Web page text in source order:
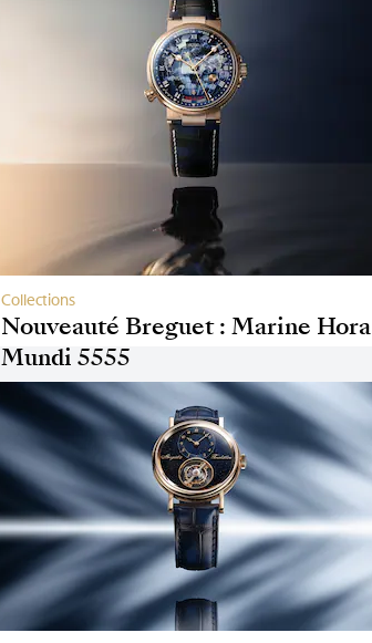
Nouveauté Breguet : Marine Hora
Mundi 5555
Collections